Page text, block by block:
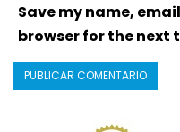
Save my name,
browser for the next